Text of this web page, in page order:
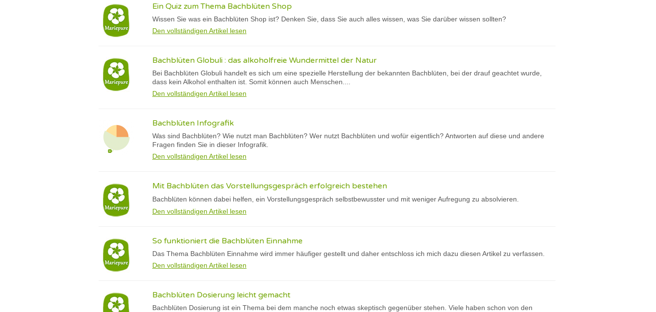
Ein Quiz zum Thema Bachblüten Shop
Wissen Sie was ein Bachblüten Shop ist? Denken Sie, dass Sie auch alles wissen, was Sie darüber wissen sollten?
Den vollständigen Artikel lesen
Bachblüten Globuli : das alkoholfreie Wundermittel der Natur
Bei Bachblüten Globuli handelt es sich um eine spezielle Herstellung der bekannten Bachblüten, bei der drauf geachtet wurde,
dass kein Alkohol enthalten ist. Somit können auch Menschen....
Den vollständigen Artikel lesen
Bachblüten Infografik
Was sind Bachblüten? Wie nutzt man Bachblüten? Wer nutzt Bachblüten und wofür eigentlich? Antworten auf diese und andere
Fragen finden Sie in dieser Infografik.
Den vollständigen Artikel lesen
Mit Bachblüten das Vorstellungsgespräch erfolgreich bestehen
Bachblüten können dabei helfen, ein Vorstellungsgespräch selbstbewusster und mit weniger Aufregung zu absolvieren.
Den vollständigen Artikel lesen
So funktioniert die Bachblüten Einnahme
Das Thema Bachblüten Einnahme wird immer häufiger gestellt und daher entschloss ich mich dazu diesen Artikel zu verfassen.
Den vollständigen Artikel lesen
Bachblüten Dosierung leicht gemacht
Bachblüten Dosierung ist ein Thema bei dem manche noch etwas skeptisch gegenüber stehen. Viele haben schon von den